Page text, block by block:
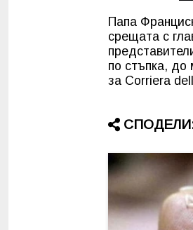
Папа
срещата с
по стъпка,
за Corriera